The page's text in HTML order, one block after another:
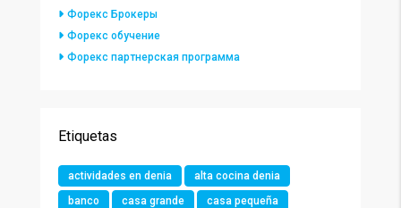
Форекс Брокеры
Форекс обучение
Форекс партнерская программа
Etiquetas
actividades en denia
alta cocina denia
banco
casa grande
casa pequeña